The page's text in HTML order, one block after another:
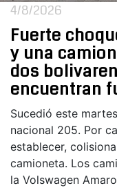
4/8/2026
Fuerte
y una
dos
encuentran
Sucedió este
nacional 205. Por
establecer,
camioneta. Los
la Volswagen